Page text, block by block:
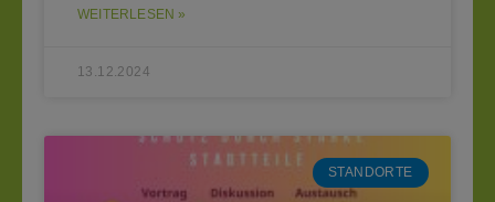
WEITERLESEN »
13.12.2024
STANDORTE